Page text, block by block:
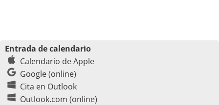
Entrada de calendario
Calendario de Apple
Google (online)
Cita en Outlook
Outlook.com (online)